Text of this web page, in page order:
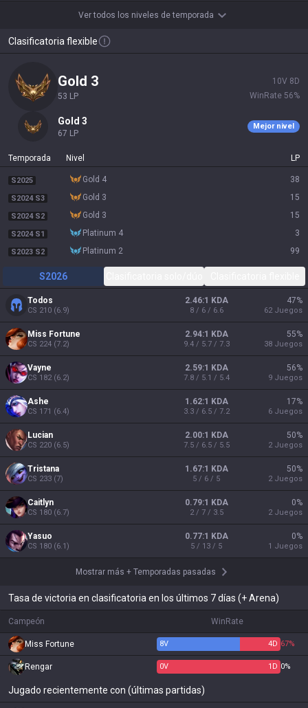
Ver todos los niveles de temporada
Clasificatoria flexible
gold 3
53 LP
10V 8 D
WinRate 56%
gold 3
67 LP
Mejor nivel
Temporada Nivel LP
S2025 gold 4 38
S2024 S3 gold 3 15
S2024 S2 gold 3 15
S2024 S1 platinum 4 3
S2023 S2 platinum 2 99
S2026
Todos
CS 210 (6.9)
2.46:1 KDA
8 / 6 / 6.6
47%
62 Juegos
Miss Fortune
CS 224 (7.2)
2.94:1 KDA
9.4 / 5.7 / 7.3
55%
38 Juegos
Vayne
CS 182(6.2)
2.59:1 KDA
7.8 / 5.1 / 5.4
56%
9 Juegos
Ashe
CS 171 (6.4)
1.62:1 KDA
3.3 / 6.5 / 7.2
17%
6 Juegos
Lucian
CS 220 (6.5)
2.00:1 KDA
7.5 / 6.5 / 5.5
50%
2 Juegos
Tristana
CS 233 (7)
1.67:1 KDA
5 / 6 / 5
50%
2 Juegos
Caitlyn
CS 180 (6.7)
0.79:1 KDA
2 / 7 / 3.5
0%
2 Juegos
Yasuo
CS 180 (6.1)
0.77:1 KDA
5 / 13 / 5
0%
1 Juegos
Mostrar más + Temporadas pasadas
Tasa de victoria en clasificatoria en los últimos 7 días (+ Arena)
Campeón WinRate
Miss Fortune 8V 4D 67%
Rengar 0V 1 D 0%
Jugado recientemente con (últimas partidas)